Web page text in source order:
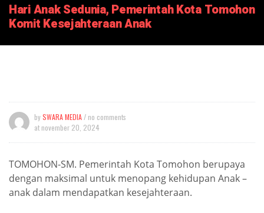
Hari Anak Sedunia, Pemerintah Kota Tomohon
Komit Kesejahteraan Anak
bySWARA MEDIA / no comments
at november 20, 2024
TOMOHON-SM. Pemerintah Kota Tomohon berupaya
dengan maksimal untuk menopang kehidupan Anak –
anak dalam mendapatkan kesejahteraan.